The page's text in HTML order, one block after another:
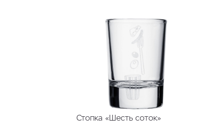
Стопка «Шесть соток»